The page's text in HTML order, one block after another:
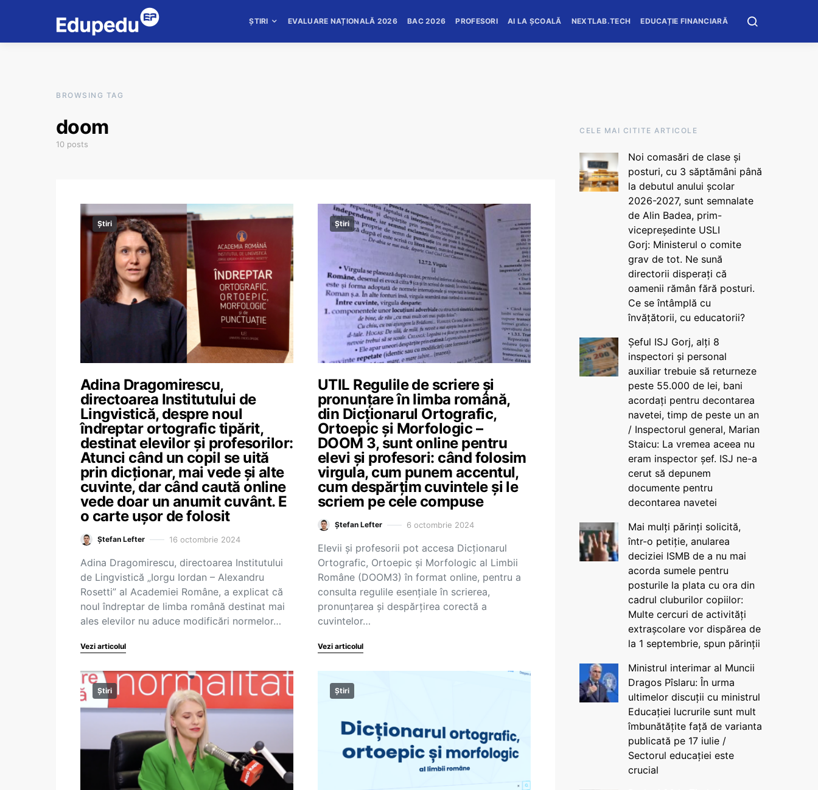
ȘTIRI EVALUARE NAȚIONALĂ 2026 BAC 2026 PROFESORI AI LA ȘCOALĂ NEXTLAB.TECH EDUCAȚIE FINANCIARĂ
BROWSING TAG
doom
10 posts
Știri
Adina Dragomirescu,
directoarea Institutului de
Lingvistică, despre noul
îndreptar ortografic tipărit,
destinat elevilor și profesorilor:
Atunci când un copil se uită
prin dicționar, mai vede și alte
cuvinte, dar când caută online
vede doar un anumit cuvânt. E
o carte ușor de folosit
Ștefan Lefter 16 octombrie 2024
Adina Dragomirescu, directoarea Institutului
de Lingvistică „Iorgu Iordan – Alexandru
Rosetti” al Academiei Române, a explicat că
noul îndreptar de limba română destinat mai
ales elevilor nu aduce modificări normelor…
Vezi articolul
Știri
UTIL Regulile de scriere și
pronunțare în limba română,
din Dicționarul Ortografic,
Ortoepic și Morfologic –
DOOM 3, sunt online pentru
elevi și profesori: când folosim
virgula, cum punem accentul,
cum despărțim cuvintele și le
scriem pe cele compuse
Ștefan Lefter 6 octombrie 2024
Elevii și profesorii pot accesa Dicționarul
Ortografic, Ortoepic și Morfologic al Limbii
Române (DOOM3) în format online, pentru a
consulta regulile esențiale în scrierea,
pronunțarea și despărțirea corectă a
cuvintelor…
Vezi articolul
Știri Știri
CELE MAI CITITE ARTICOLE
Noi comasări de clase și
posturi, cu 3 săptămâni până
la debutul anului școlar
2026-2027, sunt semnalate
de Alin Badea, prim-
vicepreședinte USLI
Gorj: Ministerul o comite
grav de tot. Ne sună
directorii disperați că
oamenii rămân fără posturi.
Ce se întâmplă cu
învățătorii, cu educatorii?
Șeful ISJ Gorj, alți 8
inspectori și personal
auxiliar trebuie să returneze
peste 55.000 de lei, bani
acordați pentru decontarea
navetei, timp de peste un an
/ Inspectorul general, Marian
Staicu: La vremea aceea nu
eram inspector șef. ISJ ne-a
cerut să depunem
documente pentru
decontarea navetei
Mai mulți părinți solicită,
într-o petiție, anularea
deciziei ISMB de a nu mai
acorda sumele pentru
posturile la plata cu ora din
cadrul cluburilor copiilor:
Multe cercuri de activități
extrașcolare vor dispărea de
la 1 septembrie, spun părinții
Ministrul interimar al Muncii
Dragos Pîslaru: În urma
ultimelor discuții cu ministrul
Educației lucrurile sunt mult
îmbunătățite față de varianta
publicată pe 17 iulie /
Sectorul educației este
crucial